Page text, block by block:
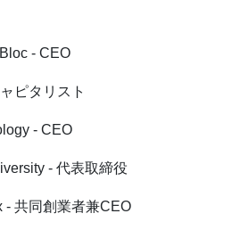
- CEO
ピタリスト
- CEO
- 代表取締役
- 共同創業者兼CEO